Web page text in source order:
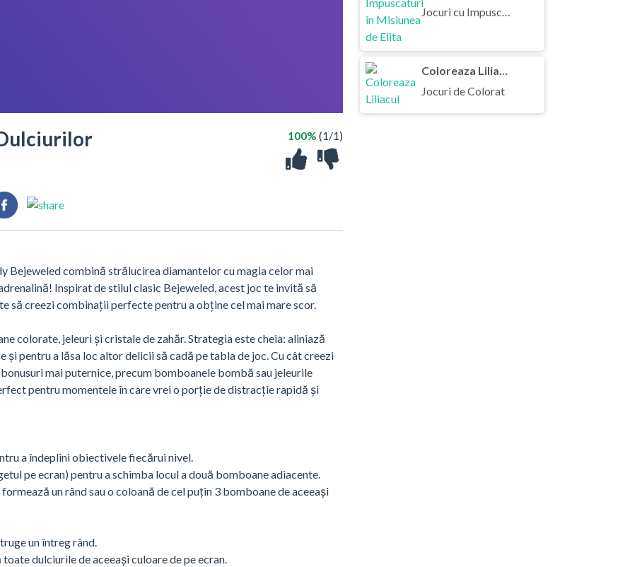
100% (1/1)
Bejeweled combină strălucirea diamantelor cu magia celor mai
Inspirat de stilul clasic Bejeweled, acest joc te invită să
să creezi combinații perfecte pentru a obține cel mai mare scor.
colorate, jeleuri și cristale de zahăr. Strategia este cheia: aliniază
și pentru a lăsa loc altor delicii să cadă pe tabla de joc. Cu cât creezi
mai puternice, precum bomboanele bombă sau jeleurile
pentru momentele în care vrei o porție de distracție rapidă și
a îndeplini obiectivele fiecărui nivel.
pe ecran) pentru a schimba locul a două bomboane adiacente.
un rând sau o coloană de cel puțin 3 bomboane de aceeași
un întreg rând.
dulciurile de aceeași culoare de pe ecran.
Jocuri cu Impuscaturi
Coloreaza Liliacul
Jocuri de Colorat